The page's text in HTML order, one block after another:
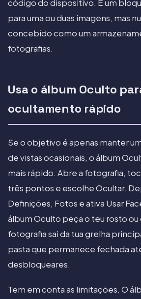
código do dispositivo. É um
para uma ou duas imagens, mas
concebido como um
fotografias.
Usa o álbum Oculto
ocultamento rápido
Se o objetivo é apenas manter
de vistas ocasionais, o álbum
mais rápido. Abre a fotografia,
três pontos e escolhe Ocultar.
Definições, Fotos e ativa Usar
álbum Oculto peça o teu rosto ou
fotografia sai da tua grelha
pasta que permanece fechada
desbloqueares.
Tem em conta as limitações. O